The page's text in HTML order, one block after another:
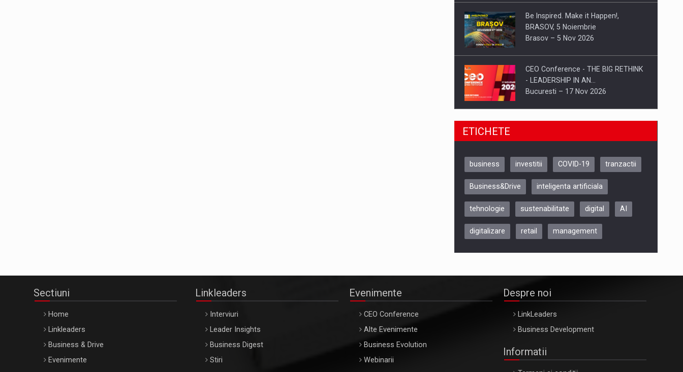
Be Inspired. Make it Happen!,
BRASOV, 5 Noiembrie
Brasov – 5 Nov 2026
CEO Conference - THE BIG RETHINK
- LEADERSHIP IN AN…
Bucuresti – 17 Nov 2026
Be Inspired. Make it Happen!, CLUJ, 9
ARTEMIS LETO, ORADEA, 8
Oradea – 8 Oct 2026
ETICHETE
business investitii COVID-19 tranzactii
Business&Drive inteligenta artificiala
tehnologie sustenabilitate digital AI
digitalizare retail management
Sectiuni
Home
Linkleaders
Business & Drive
Evenimente
Linkleaders
Interviuri
Leader Insights
Business Digest
Stiri
Evenimente
CEO Conference
Alte Evenimente
Business Evolution
Webinarii
Despre noi
LinkLeaders
Business Development
Informatii